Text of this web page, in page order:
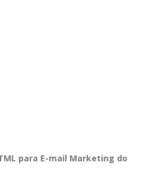
para E-mail Marketing do